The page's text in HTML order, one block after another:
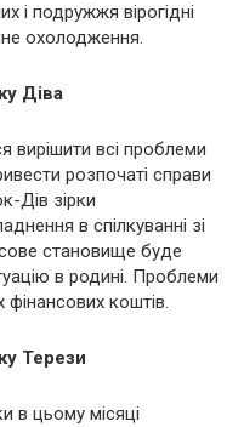
і подружжя вірогідні
охолодження.
Діва
вирішити всі проблеми
розпочаті справи
Дів зірки
в спілкуванні зі
становище буде
в родині. Проблеми
коштів.
Терези
в цьому місяці